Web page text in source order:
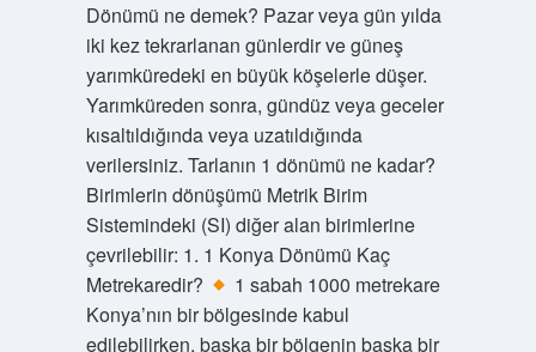
Dönümü ne demek? Pazar veya gün yılda
iki kez tekrarlanan günlerdir ve güneş
yarımküredeki en büyük köşelerle düşer.
Yarımküreden sonra, gündüz veya geceler
kısaltıldığında veya uzatıldığında
verilersiniz. Tarlanın 1 dönümü ne kadar?
Birimlerin dönüşümü Metrik Birim
Sistemindeki (SI) diğer alan birimlerine
çevrilebilir: 1. 1 Konya Dönümü Kaç
Metrekaredir?
1 sabah 1000 metrekare
Konya’nın bir bölgesinde kabul
edilebilirken, başka bir bölgenin başka bir